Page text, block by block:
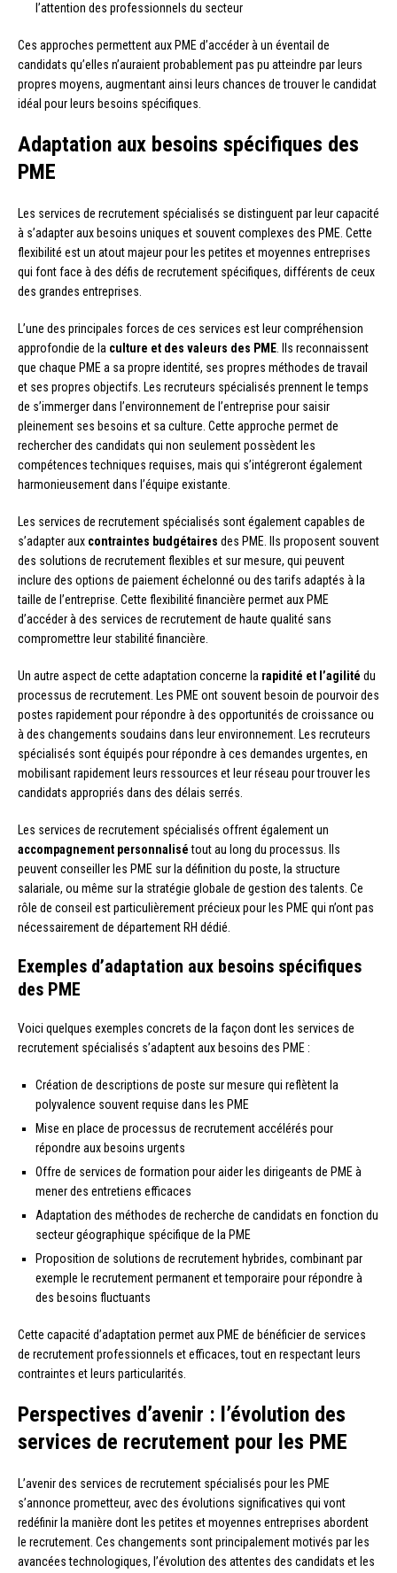
l’attention des professionnels du secteur
Ces approches permettent aux PME d’accéder à un éventail de
candidats qu’elles n’auraient probablement pas pu atteindre par leurs
propres moyens, augmentant ainsi leurs chances de trouver le candidat
idéal pour leurs besoins spécifiques.
Adaptation aux besoins spécifiques des
PME
Les services de recrutement spécialisés se distinguent par leur capacité
à s’adapter aux besoins uniques et souvent complexes des PME. Cette
flexibilité est un atout majeur pour les petites et moyennes entreprises
qui font face à des défis de recrutement spécifiques, différents de ceux
des grandes entreprises.
L’une des principales forces de ces services est leur compréhension
approfondie de la culture et des valeurs des PME . Ils reconnaissent
que chaque PME a sa propre identité, ses propres méthodes de travail
et ses propres objectifs. Les recruteurs spécialisés prennent le temps
de s’immerger dans l’environnement de l’entreprise pour saisir
pleinement ses besoins et sa culture. Cette approche permet de
rechercher des candidats qui non seulement possèdent les
compétences techniques requises, mais qui s’intégreront également
harmonieusement dans l’équipe existante.
Les services de recrutement spécialisés sont également capables de
s’adapter aux contraintes budgétaires des PME. Ils proposent souvent
des solutions de recrutement flexibles et sur mesure, qui peuvent
inclure des options de paiement échelonné ou des tarifs adaptés à la
taille de l’entreprise. Cette flexibilité financière permet aux PME
d’accéder à des services de recrutement de haute qualité sans
compromettre leur stabilité financière.
Un autre aspect de cette adaptation concerne la rapidité et l’agilité du
processus de recrutement. Les PME ont souvent besoin de pourvoir des
postes rapidement pour répondre à des opportunités de croissance ou
à des changements soudains dans leur environnement. Les recruteurs
spécialisés sont équipés pour répondre à ces demandes urgentes, en
mobilisant rapidement leurs ressources et leur réseau pour trouver les
candidats appropriés dans des délais serrés.
Les services de recrutement spécialisés offrent également un
accompagnement personnalisétout au long du processus. Ils
peuvent conseiller les PME sur la définition du poste, la structure
salariale, ou même sur la stratégie globale de gestion des talents. Ce
rôle de conseil est particulièrement précieux pour les PME qui n’ont pas
nécessairement de département RH dédié.
Exemples d’adaptation aux besoins spécifiques
des PME
Voici quelques exemples concrets de la façon dont les services de
recrutement spécialisés s’adaptent aux besoins des PME :
Création de descriptions de poste sur mesure qui reflètent la
polyvalence souvent requise dans les PME
Mise en place de processus de recrutement accélérés pour
répondre aux besoins urgents
Offre de services de formation pour aider les dirigeants de PME à
mener des entretiens efficaces
Adaptation des méthodes de recherche de candidats en fonction du
secteur géographique spécifique de la PME
Proposition de solutions de recrutement hybrides, combinant par
exemple le recrutement permanent et temporaire pour répondre à
des besoins fluctuants
Cette capacité d’adaptation permet aux PME de bénéficier de services
de recrutement professionnels et efficaces, tout en respectant leurs
contraintes et leurs particularités.
Perspectives d’avenir : l’évolution des
services de recrutement pour les PME
L’avenir des services de recrutement spécialisés pour les PME
s’annonce prometteur, avec des évolutions significatives qui vont
redéfinir la manière dont les petites et moyennes entreprises abordent
le recrutement. Ces changements sont principalement motivés par les
avancées technologiques, l’évolution des attentes des candidats et les